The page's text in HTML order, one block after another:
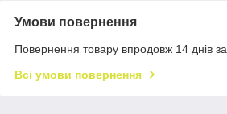
Умови повернення
Повернення товару впродовж 14 днів
Всі умови повернення